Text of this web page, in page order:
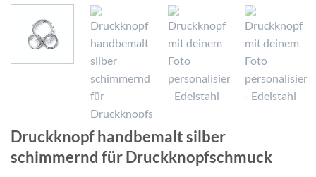
Druckknopf handbemalt silber
schimmernd für Druckknopfschmuck